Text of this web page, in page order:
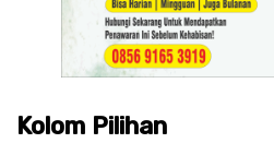
Kolom Pilihan